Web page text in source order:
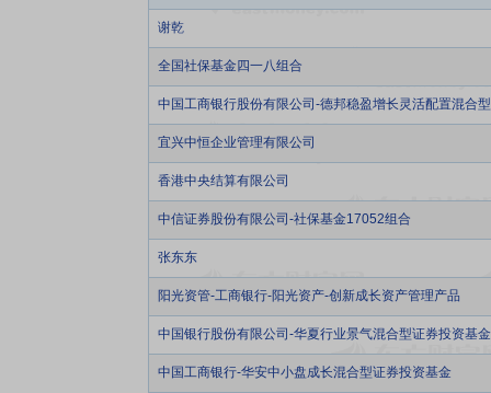
谢乾
全国社保基金四一八组合
中国工商银行股份有限公司-德邦稳盈增长灵活配置混合
宜兴中恒企业管理有限公司
香港中央结算有限公司
中信证券股份有限公司-社保基金17052组合
张东东
阳光资管-工商银行-阳光资产-创新成长资产管理产品
中国银行股份有限公司-华夏行业景气混合型证券投资基金
中国工商银行-华安中小盘成长混合型证券投资基金